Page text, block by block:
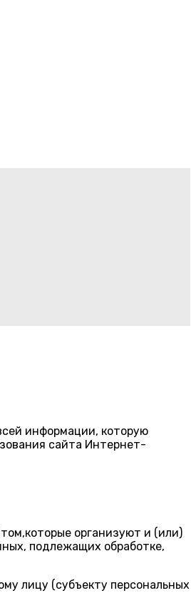
информации, которую
сайта Интернет-
организуют и (или)
подлежащих обработке,
лицу (субъекту персональных